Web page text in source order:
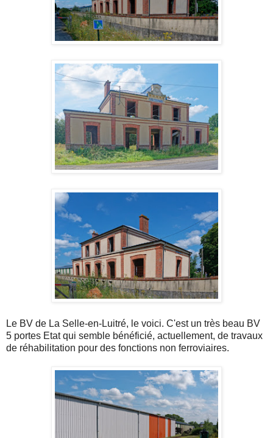
Le BV de La Selle-en-Luitré, le voici. C'est un très beau BV
5 portes Etat qui semble bénéficié, actuellement, de travaux
de réhabilitation pour des fonctions non ferroviaires.